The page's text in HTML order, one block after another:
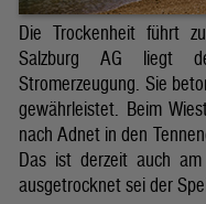
Die Trockenheit führt
Salzburg AG liegt
Stromerzeugung. Sie
gewährleistet. Beim
nach Adnet in den
Das ist derzeit auch
ausgetrocknet sei der